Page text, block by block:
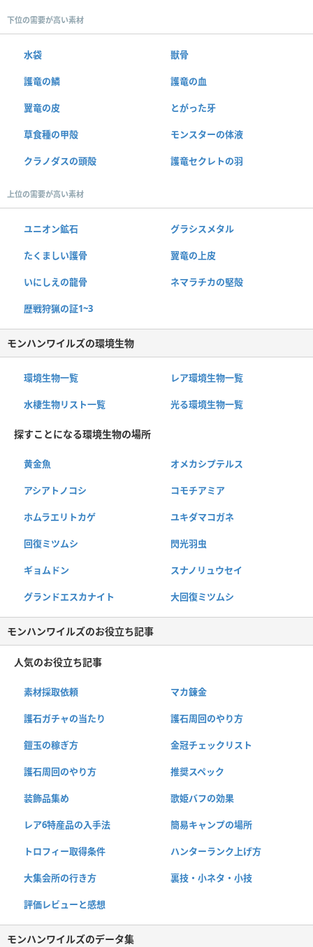
下位の需要が高い素材
水袋 獣骨
護竜の鱗 護竜の血
翼竜の皮 とがった牙
草食種の甲殻 モンスターの体液
クラノダスの頭殻 護竜セクレトの羽
上位の需要が高い素材
ユニオン鉱石 グラシスメタル
たくましい護骨 翼竜の上皮
いにしえの龍骨 ネマラチカの堅殻
歴戦狩猟の証1~3
モンハンワイルズの環境生物
環境生物一覧 レア環境生物一覧
水棲生物リスト一覧 光る環境生物一覧
探すことになる環境生物の場所
黄金魚 オメカシプテルス
アシアトノコシ コモチアミア
ホムラエリトカゲ ユキダマコガネ
回復ミツムシ 閃光羽虫
ギョムドン スナノリュウセイ
グランドエスカナイト 大回復ミツムシ
モンハンワイルズのお役立ち記事
人気のお役立ち記事
素材採取依頼 マカ錬金
護石ガチャの当たり 護石周回のやり方
鎧玉の稼ぎ方 金冠チェックリスト
護石周回のやり方 推奨スペック
装飾品集め 歌姫バフの効果
レア6特産品の入手法 簡易キャンプの場所
トロフィー取得条件 ハンターランク上げ方
大集会所の行き方 裏技・小ネタ・小技
評価レビューと感想
モンハンワイルズのデータ集